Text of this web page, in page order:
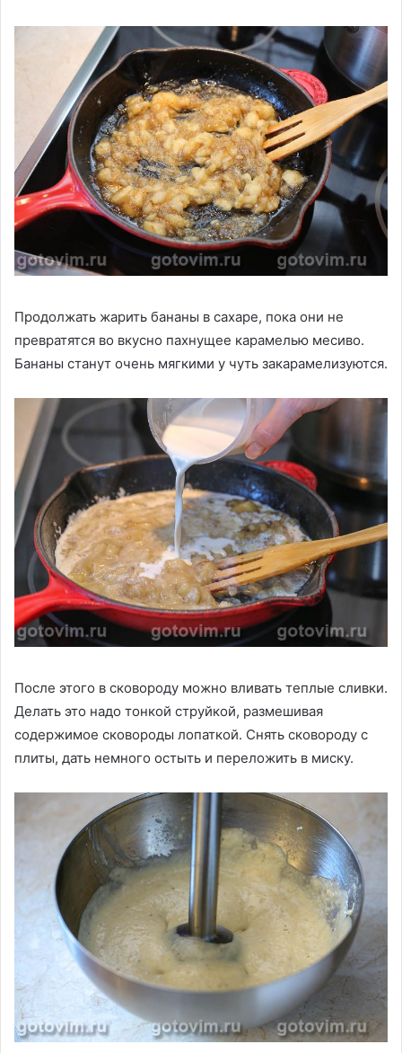
Продолжать жарить бананы в сахаре, пока они не
превратятся во вкусно пахнущее карамелью месиво.
Бананы станут очень мягкими у чуть закарамелизуются.
После этого в сковороду можно вливать теплые сливки.
Делать это надо тонкой струйкой, размешивая
содержимое сковороды лопаткой. Снять сковороду с
плиты, дать немного остыть и переложить в миску.